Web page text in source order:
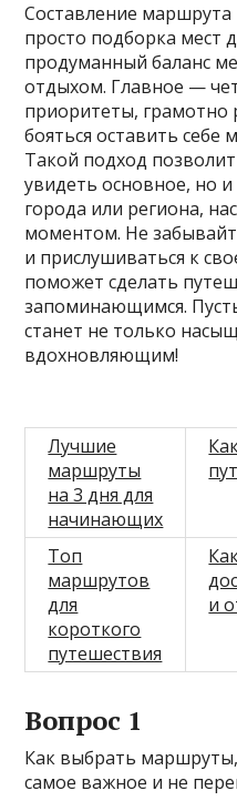
Составление
просто подборка мест
продуманный баланс
отдыхом. Главное —
приоритеты, грамотно
бояться оставить себе
Такой подход
увидеть основное, но
города или региона,
моментом. Не
и прислушиваться к
поможет сделать
запоминающимся.
станет не только
вдохновляющим!
Лучшие
маршруты
на 3 дня для
начинающих
Топ
маршрутов
для
короткого
путешествия
и
Вопрос 1
Как выбрать
самое важное и не